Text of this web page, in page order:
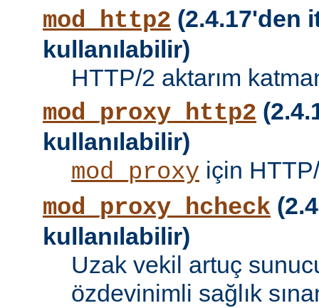
mod_http2 (2.4.17'den
kullanılabilir)
HTTP/2 aktarım
mod_proxy_http2
kullanılabilir)
mod_proxy için
mod_proxy_hcheck
kullanılabilir)
Uzak vekil artuç
özdevinimli sağlık